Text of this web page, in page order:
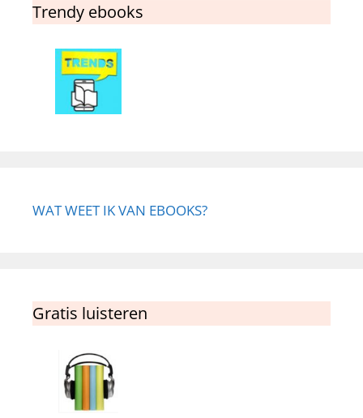
Trendy ebooks
WAT WEET IK VAN EBOOKS?
Gratis luisteren